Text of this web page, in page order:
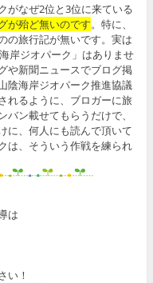
がなぜ2位と3位に来ている
が殆ど無いのです。特に、
の旅行記が無いです。実は
岸ジオパーク」はありませ
や新聞ニュースでブログ掲
陰海岸ジオパーク推進協議
れるように、ブロガーに旅
ン載せてもらうだけで、
に、何人にも読んで頂いて
は、そういう作戦を練られ
は
い！